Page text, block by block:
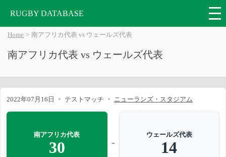
RUGBY DATABASE
Home 南アフリカ代表 vs ウェールズ代表
南アフリカ代表 vs ウェールズ代表
2022年07月16日 テストマッチ ニューランズ・スタジアム
南アフリカ代表
30 -
ウェールズ代表
14